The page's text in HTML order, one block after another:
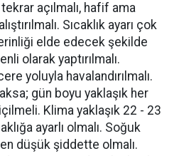
açılmalı, hafif ama
Sıcaklık ayarı çok
elde edecek şekilde
olarak yaptırılmalı.
yoluyla havalandırılmalı.
gün boyu yaklaşık her
Klima yaklaşık 22 - 23
ayarlı olmalı. Soğuk
en düşük şiddette olmalı.